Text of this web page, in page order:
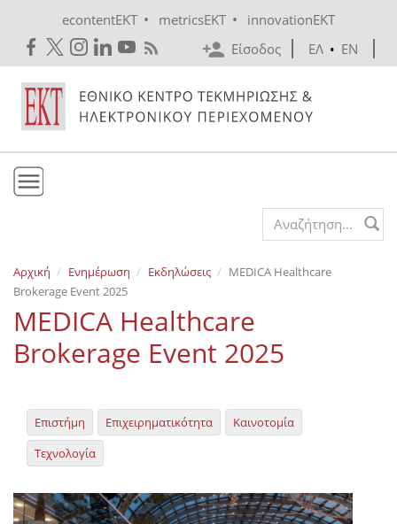
econtentEKT • metricsEKT •
innovationEKT
Είσοδος
ΕΛ • EN
Εκδόσεις
Επικοινωνία
Search form
Αρχική Ενημέρωση Εκδηλώσεις
MEDICA Healthcare
Brokerage Event 2025
MEDICA Healthcare
Brokerage Event 2025
Επιστήμη Επιχειρηματικότητα
Καινοτομία
Τεχνολογία